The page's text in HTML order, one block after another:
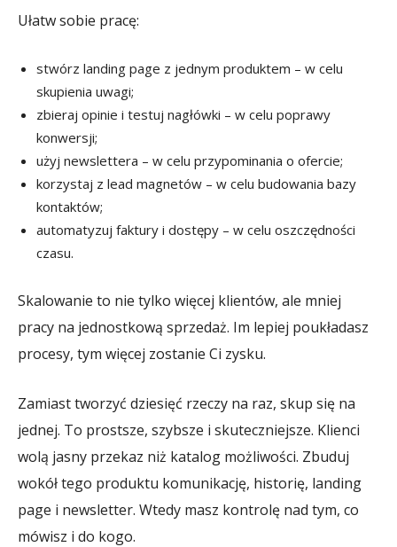
Ułatw sobie pracę:
stwórz landing page z jednym produktem – w celu
skupienia uwagi;
zbieraj opinie i testuj nagłówki – w celu poprawy
konwersji;
użyj newslettera – w celu przypominania o ofercie;
korzystaj z lead magnetów – w celu budowania bazy
kontaktów;
automatyzuj faktury i dostępy – w celu oszczędności
czasu.
Skalowanie to nie tylko więcej klientów, ale mniej
pracy na jednostkową sprzedaż. Im lepiej poukładasz
procesy, tym więcej zostanie Ci zysku.
Zamiast tworzyć dziesięć rzeczy na raz, skup się na
jednej. To prostsze, szybsze i skuteczniejsze. Klienci
wolą jasny przekaz niż katalog możliwości. Zbuduj
wokół tego produktu komunikację, historię, landing
page i newsletter. Wtedy masz kontrolę nad tym, co
mówisz i do kogo.